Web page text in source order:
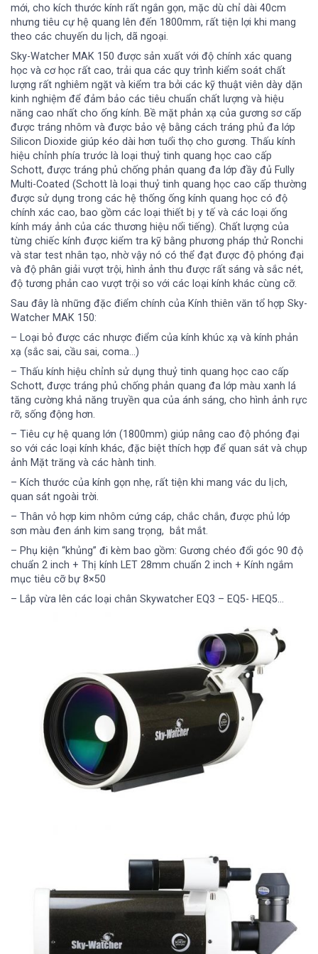
mới, cho kích thước kính rất ngắn gọn, mặc dù chỉ dài 40cm
nhưng tiêu cự hệ quang lên đến 1800mm, rất tiện lợi khi mang
theo các chuyến du lịch, dã ngoại.
Sky-Watcher MAK 150 được sản xuất với độ chính xác quang
học và cơ học rất cao, trải qua các quy trình kiểm soát chất
lượng rất nghiêm ngặt và kiểm tra bởi các kỹ thuật viên dày dặn
kinh nghiệm để đảm bảo các tiêu chuẩn chất lượng và hiệu
năng cao nhất cho ống kính. Bề mặt phản xạ của gương sơ cấp
được tráng nhôm và được bảo vệ bằng cách tráng phủ đa lớp
Silicon Dioxide giúp kéo dài hơn tuổi thọ cho gương. Thấu kính
hiệu chỉnh phía trước là loại thuỷ tinh quang học cao cấp
Schott, được tráng phủ chống phản quang đa lớp đầy đủ Fully
Multi-Coated (Schott là loại thuỷ tinh quang học cao cấp thường
được sử dụng trong các hệ thống ống kính quang học có độ
chính xác cao, bao gồm các loại thiết bị y tế và các loại ống
kính máy ảnh của các thương hiệu nổi tiếng). Chất lượng của
từng chiếc kính được kiểm tra kỹ bằng phương pháp thử Ronchi
và star test nhân tạo, nhờ vậy nó có thể đạt được độ phóng đại
và độ phân giải vượt trội, hình ảnh thu được rất sáng và sắc nét,
độ tương phản cao vượt trội so với các loại kính khác cùng cỡ.
Sau đây là những đặc điểm chính của Kính thiên văn tổ hợp Sky-
Watcher MAK 150:
– Loại bỏ được các nhược điểm của kính khúc xạ và kính phản
xạ (sắc sai, cầu sai, coma…)
– Thấu kính hiệu chỉnh sử dụng thuỷ tinh quang học cao cấp
Schott, được tráng phủ chống phản quang đa lớp màu xanh lá
tăng cường khả năng truyền qua của ánh sáng, cho hình ảnh rực
rỡ, sống động hơn.
– Tiêu cự hệ quang lớn (1800mm) giúp nâng cao độ phóng đại
so với các loại kính khác, đặc biệt thích hợp để quan sát và chụp
ảnh Mặt trăng và các hành tinh.
– Kích thước của kính gọn nhẹ, rất tiện khi mang vác du lịch,
quan sát ngoài trời.
– Thân vỏ hợp kim nhôm cứng cáp, chắc chắn, được phủ lớp
sơn màu đen ánh kim sang trọng, bắt mắt.
– Phụ kiện “khủng” đi kèm bao gồm: Gương chéo đổi góc 90 độ
chuẩn 2 inch + Thị kính LET 28mm chuẩn 2 inch + Kính ngắm
mục tiêu cỡ bự 8×50
– Lắp vừa lên các loại chân Skywatcher EQ3 – EQ5- HEQ5…